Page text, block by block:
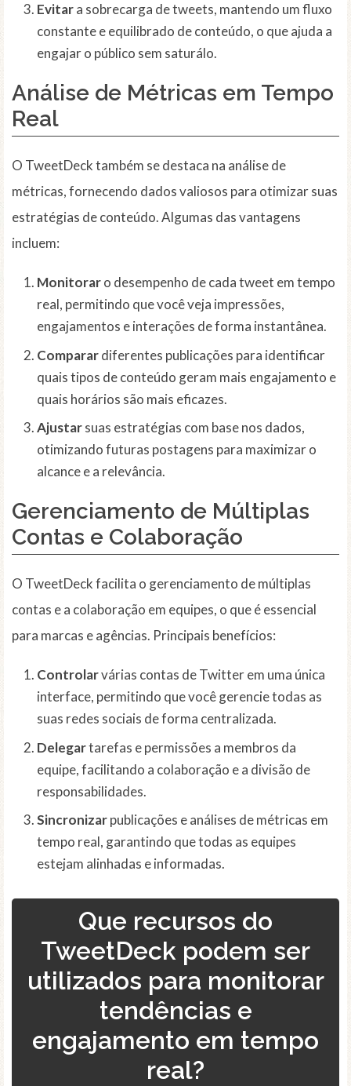
Evitara sobrecarga de tweets, mantendo um fluxo
constante e equilibrado de conteúdo, o que ajuda a
engajar o público sem saturálo.
Análise de Métricas em Tempo
Real
O TweetDeck também se destaca na análise de
métricas, fornecendo dados valiosos para otimizar suas
estratégias de conteúdo. Algumas das vantagens
incluem:
Monitoraro desempenho de cada tweet em tempo
real, permitindo que você veja impressões,
engajamentos e interações de forma instantânea.
Comparardiferentes publicações para identificar
quais tipos de conteúdo geram mais engajamento e
quais horários são mais eficazes.
Ajustarsuas estratégias com base nos dados,
otimizando futuras postagens para maximizar o
alcance e a relevância.
Gerenciamento de Múltiplas
Contas e Colaboração
O TweetDeck facilita o gerenciamento de múltiplas
contas e a colaboração em equipes, o que é essencial
para marcas e agências. Principais benefícios:
Controlarvárias contas de Twitter em uma única
interface, permitindo que você gerencie todas as
suas redes sociais de forma centralizada.
Delegartarefas e permissões a membros da
equipe, facilitando a colaboração e a divisão de
responsabilidades.
Sincronizarpublicações e análises de métricas em
tempo real, garantindo que todas as equipes
estejam alinhadas e informadas.
Que recursos do
TweetDeck podem ser
utilizados para monitorar
tendências e
engajamento em tempo
real?